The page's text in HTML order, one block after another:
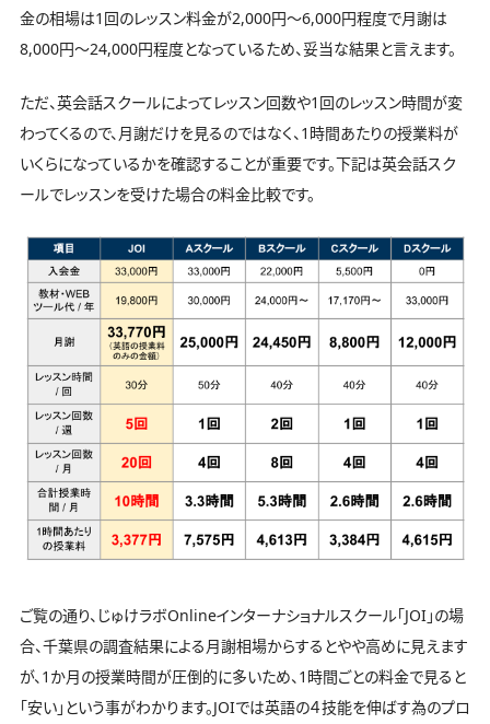
金の相場は1回のレッスン料金が2,000円〜6,000円程度で月謝は
8,000円〜24,000円程度となっているため、妥当な結果と言えます。
ただ、英会話スクールによってレッスン回数や1回のレッスン時間が変
わってくるので、月謝だけを見るのではなく、1時間あたりの授業料が
いくらになっているかを確認することが重要です。下記は英会話スク
ールでレッスンを受けた場合の料金比較です。
ご覧の通り、じゅけラボOnlineインターナショナルスクール「JOI」の場
合、千葉県の調査結果による月謝相場からするとやや高めに見えます
が、1か月の授業時間が圧倒的に多いため、1時間ごとの料金で見ると
「安い」という事がわかります。JOIでは英語の４技能を伸ばす為のプロ